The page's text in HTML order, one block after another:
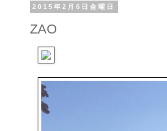
2015年2月6日金曜日
ZAO